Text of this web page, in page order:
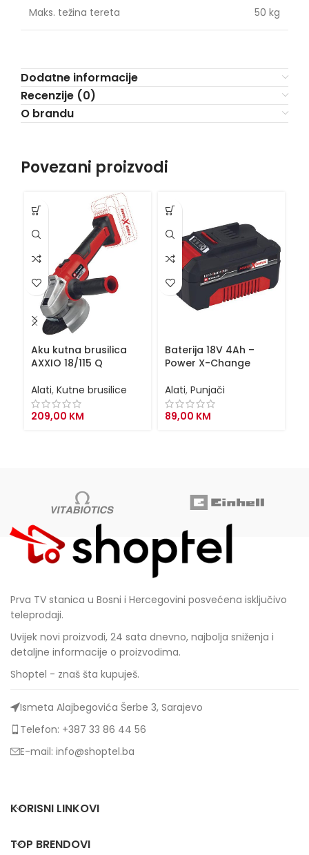
Maks. težina tereta 50 kg
Dodatne informacije
Recenzije (0)
O brandu
Povezani proizvodi
Aku kutna brusilica
AXXIO 18/115 Q
Alati, Kutne brusilice
209,00 KM
Baterija 18V 4Ah –
Power X-Change
Alati, Punjači
89,00 KM
Prva TV stanica u Bosni i Hercegovini posvećena isključivo
teleprodaji.
Uvijek novi proizvodi, 24 sata dnevno, najbolja sniženja i
detaljne informacije o proizvodima.
Shoptel - znaš šta kupuješ.
Ismeta Alajbegovića Šerbe 3, Sarajevo
Telefon: +387 33 86 44 56
E-mail: info@shoptel.ba
KORISNI LINKOVI
TOP BRENDOVI